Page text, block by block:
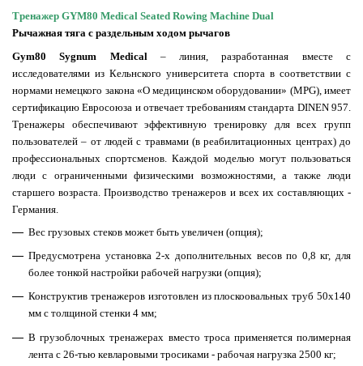
Тренажер GYM80 Medical Seated Rowing Machine Dual
Рычажная тяга с раздельным ходом рычагов
Gym80 Sygnum Medical – линия, разработанная вместе с
исследователями из Кельнского университета спорта в соответствии с
нормами немецкого закона «О медицинском оборудовании» (MPG), имеет
сертификацию Евросоюза и отвечает требованиям стандарта DINEN 957.
Тренажеры обеспечивают эффективную тренировку для всех групп
пользователей – от людей с травмами (в реабилитационных центрах) до
профессиональных спортсменов. Каждой моделью могут пользоваться
люди с ограниченными физическими возможностями, а также люди
старшего возраста.Производство тренажеров и всех их составляющих -
Германия.
Вес грузовых стеков может быть увеличен (опция);
Предусмотрена установка2-х дополнительных весов по 0,8 кг, для
более тонкой настройки рабочей нагрузки (опция);
Конструктив тренажеров изготовлен из плоскоовальных труб 50x140
мм с толщиной стенки 4 мм;
В грузоблочных тренажерах вместо троса применяется полимерная
лента с 26-тью кевларовыми тросиками - рабочая нагрузка 2500 кг;